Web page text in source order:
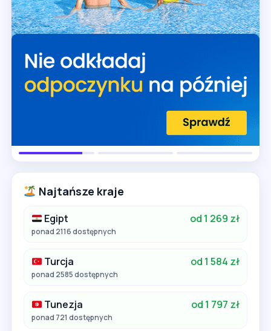
Najtańsze kraje
Egipt od 1 269 zł
ponad 2116 dostępnych
Turcja od 1 584 zł
ponad 2585 dostępnych
Tunezja od 1 797 zł
ponad 721 dostępnych